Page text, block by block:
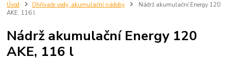
Úvod Ohřívače vody, akumulační nádoby
Nádrž akumulační Energy 120
AKE, 116 l
Nádrž akumulační Energy 120
AKE, 116 l